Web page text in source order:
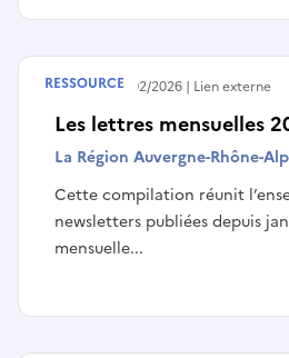
Les lettres mensuelles
La Région Auvergne-Rhône-
Cette compilation réunit
newsletters publiées depuis
mensuelle...
Publié le26/02/2026 Lien externe
RESSOURCE